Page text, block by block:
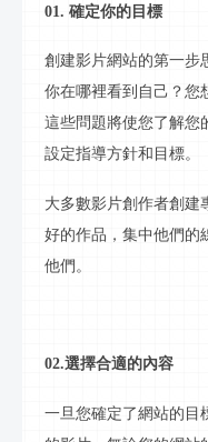
01. 確定你的目標
創建影片網站的第一步
你在哪裡看到自己？您
這些問題將使您了解您
設定指導方針和目標。
大多數影片創作者創建
好的作品，集中他們的
他們。
02.選擇合適的內容
一旦您確定了網站的目